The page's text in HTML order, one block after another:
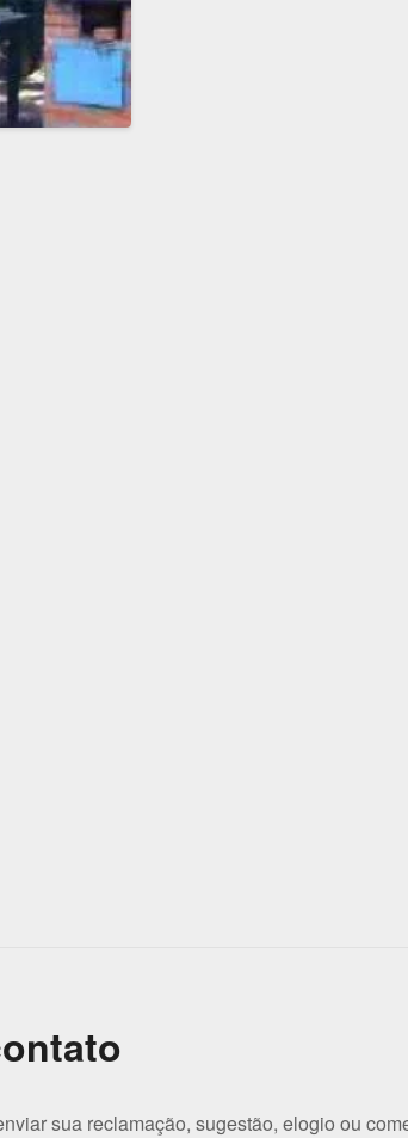
sua reclamação, sugestão, elogio ou